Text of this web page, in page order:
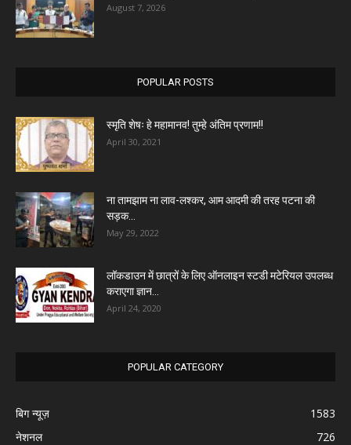
August 7, 2026
POPULAR POSTS
स्मृति शेषः हे महामानव! तुम्हे अंतिम प्रणाम!!
April 30, 2021
ना तामझाम ना लाव-लश्कर, आम आदमी की तरह पटना की
सड़क...
May 29, 2022
लॉकडाउन में छात्रों के लिए ऑनलाइन स्टडी मटेरियल उपलब्ध
कराएगा ज्ञान...
April 24, 2020
POPULAR CATEGORY
बिग न्यूज़
1583
नेशनल
726